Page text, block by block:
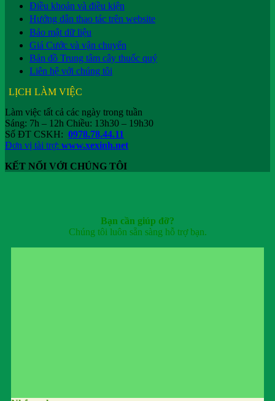
Điều khoản và điều kiện
Hướng dẫn thao tác trên website
Bảo mật dữ liệu
Giá Cước và vận chuyển
Bản đồ Trung tâm cây thuốc quý
Liên hệ với chúng tôi
LỊCH LÀM VIỆC
Làm việc tất cả các ngày trong tuần
Sáng: 7h – 12h Chiều: 13h30 – 19h30
Số ĐT CSKH: 0978.78.44.11
Đơn vị tài trợ: www.xexinh.net
KẾT NỐI VỚI CHÚNG TÔI
Bạn cần giúp đỡ?
Chúng tôi luôn sẵn sàng hỗ trợ bạn.